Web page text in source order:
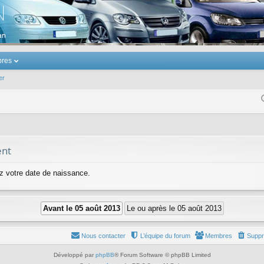
Touran
votre date de naissance.
Membres
L’équipe du forum
Nous contacter
Développé par phpBB® Forum Software © phpBB Limited